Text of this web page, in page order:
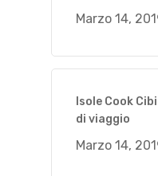
Marzo 14,
Isole Cook
di viaggio
Marzo 14,